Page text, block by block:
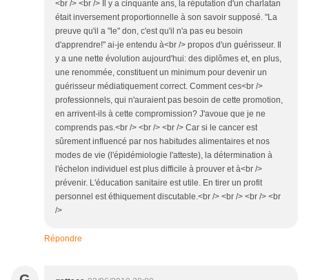
<br /> <br /> Il y a cinquante ans, la réputation d'un charlatan
était inversement proportionnelle à son savoir supposé. "La
preuve qu'il a "le" don, c'est qu'il n'a pas eu besoin
d'apprendre!" ai-je entendu à<br /> propos d'un guérisseur. Il
y a une nette évolution aujourd'hui: des diplômes et, en plus,
une renommée, constituent un minimum pour devenir un
guérisseur médiatiquement correct. Comment ces<br />
professionnels, qui n'auraient pas besoin de cette promotion,
en arrivent-ils à cette compromission? J'avoue que je ne
comprends pas.<br /> <br /> <br /> Car si le cancer est
sûrement influencé par nos habitudes alimentaires et nos
modes de vie (l'épidémiologie l'atteste), la détermination à
l'échelon individuel est plus difficile à prouver et à<br />
prévenir. L'éducation sanitaire est utile. En tirer un profit
personnel est éthiquement discutable.<br /> <br /> <br /> <br
/>
Répondre